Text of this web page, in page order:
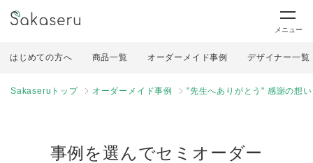
メニュー
はじめての方へ 商品一覧 オーダーメイド事例 デザイナー一覧
Sakaseruトップ オーダーメイド事例 "先生へありがとう" 感謝の想
事例を選んでセミオーダー